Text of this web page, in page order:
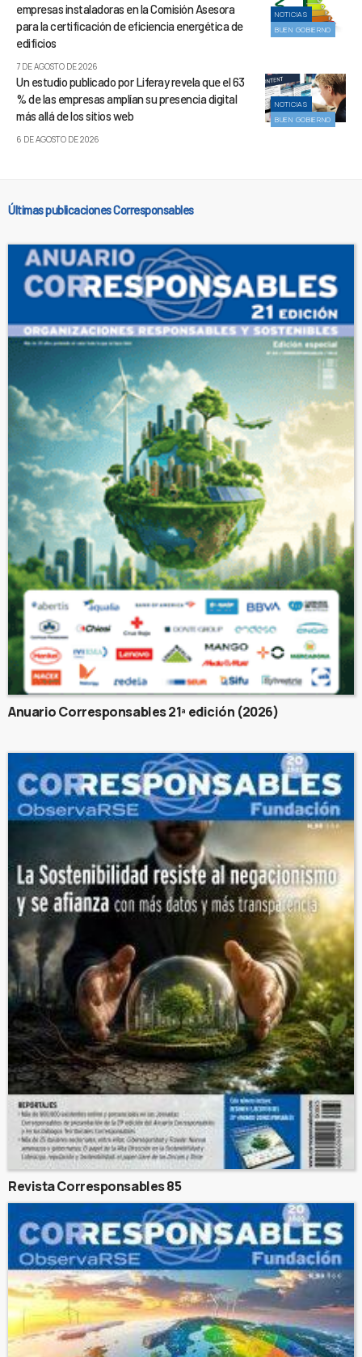
NOTICIAS
BUEN GOBIERNO
empresas instaladoras en la Comisión Asesora
para la certificación de eficiencia energética de
edificios
7 DE AGOSTO DE 2026
NOTICIAS
BUEN GOBIERNO
Un estudio publicado por Liferay revela que el 63
% de las empresas amplían su presencia digital
más allá de los sitios web
6 DE AGOSTO DE 2026
Últimas publicaciones Corresponsables
Anuario Corresponsables 21ª edición (2026)
Revista Corresponsables 85